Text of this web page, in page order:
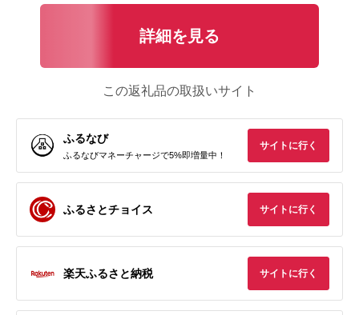
詳細を見る
この返礼品の取扱いサイト
ふるなび
ふるなびマネーチャージで5%即増量中！
サイトに行く
ふるさとチョイス サイトに行く
楽天ふるさと納税 サイトに行く